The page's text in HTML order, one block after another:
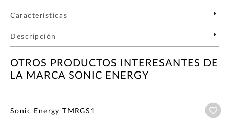
Características
Descripción
OTROS PRODUCTOS INTERESANTES DE
LA MARCA SONIC ENERGY
Sonic Energy TMRGS1